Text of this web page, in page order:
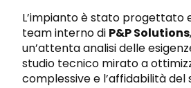
L’impianto è stato progettato
team interno di P&P Solutions
un’attenta analisi delle
studio tecnico mirato a
complessive e l’affidabilità del